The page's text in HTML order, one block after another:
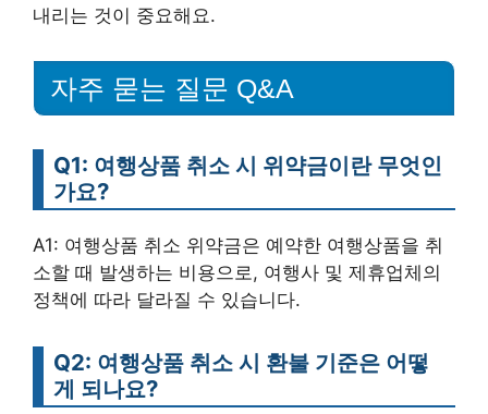
내리는 것이 중요해요.
자주 묻는 질문 Q&A
Q1: 여행상품 취소 시 위약금이란 무엇인
가요?
A1: 여행상품 취소 위약금은 예약한 여행상품을 취
소할 때 발생하는 비용으로, 여행사 및 제휴업체의
정책에 따라 달라질 수 있습니다.
Q2: 여행상품 취소 시 환불 기준은 어떻
게 되나요?